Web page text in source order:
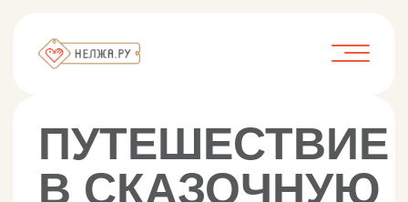
В СКАЗОЧНУЮ
НЕЛЖУ